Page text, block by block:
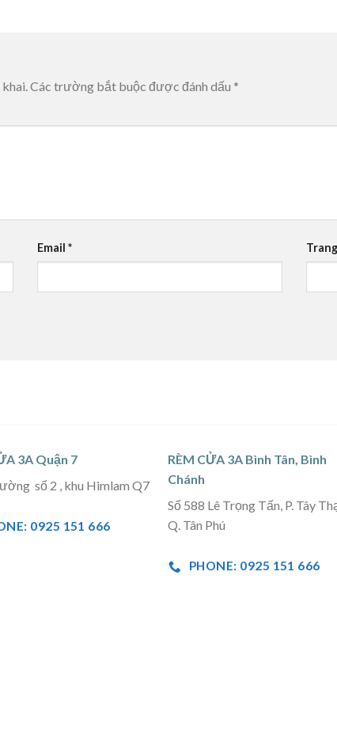
Các trường bắt buộc được đánh dấu *
Email *
3A Quận 7
số 2 , khu Himlam Q7
0925 151 666
RÈM CỬA 3A Bình Tân, Bình
Chánh
Số 588 Lê Trọng Tấn, P. Tây
Q. Tân Phú
PHONE: 0925 151 666